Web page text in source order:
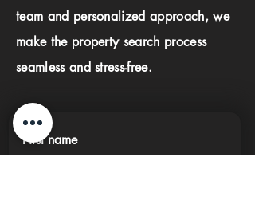
team and personalized approach, we
make the property search process
seamless and stress-free.
First name